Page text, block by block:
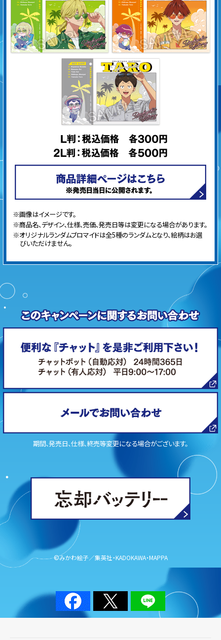
※画像はイメージです。
※商品名、デザイン、仕様、売価、発売日等は変更になる場合があります。
※オリジナルランダムブロマイドは全5種のランダムとなり、絵柄はお選
びいただけません。
期間、発売日、仕様、終売等変更になる場合がございます。
©みかわ絵子／集英社・KADOKAWA・MAPPA